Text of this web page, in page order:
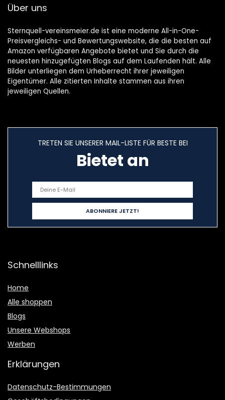
Über uns
Sternquell-vereinsmeier.de ist eine moderne All-in-One-
Preisvergleichs- und Bewertungswebsite, die die besten auf
Amazon verfügbaren Angebote bietet und Sie durch die
neuesten hinzugefügten Blogs auf dem Laufenden hält. Alle
Bilder unterliegen dem Urheberrecht ihrer jeweiligen
Eigentümer. Alle zitierten Inhalte stammen aus ihren
jeweiligen Quellen.
TRETEN SIE UNSERER MAIL-LISTE FÜR BESTE BEI
Bietet an
Schnelllinks
Home
Alle shoppen
Blogs
Unsere Webshops
Werben
Erklärungen
Datenschutz-Bestimmungen